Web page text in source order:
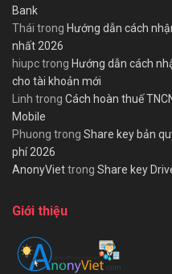
Bank
Thái trong Hướng dẫn cách
nhất 2026
hiupctrong Hướng dẫn cách
cho tài khoản mới
Linh trong Cách hoàn thuế
Mobile
Phuong trong Share key bản
phí 2026
AnonyViettrong Share key
Giới thiệu